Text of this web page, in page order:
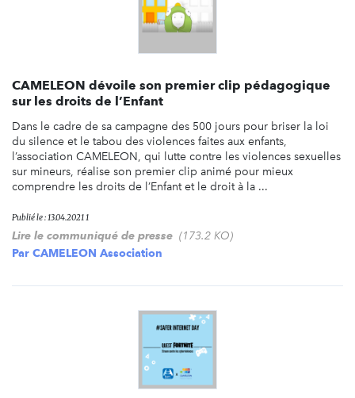
CAMELEON dévoile son premier clip pédagogique
sur les droits de l’Enfant
Dans le cadre de sa campagne des 500 jours pour briser la loi
du silence et le tabou des violences faites aux enfants,
l’association CAMELEON, qui lutte contre les violences sexuelles
sur mineurs, réalise son premier clip animé pour mieux
comprendre les droits de l’Enfant et le droit à la ...
Publié le : 13.04.2021 1
Lire le communiqué de presse (173.2 KO)
Par CAMELEON Association